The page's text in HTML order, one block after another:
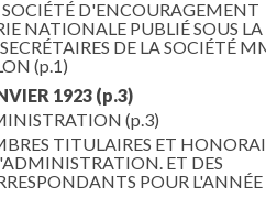
D'ENCOURAGEMENT
NATIONALE PUBLIÉ SOUS LA
DE LA SOCIÉTÉ
(p.1)
1923 (p.3)
(p.3)
TITULAIRES ET
ET DES
POUR